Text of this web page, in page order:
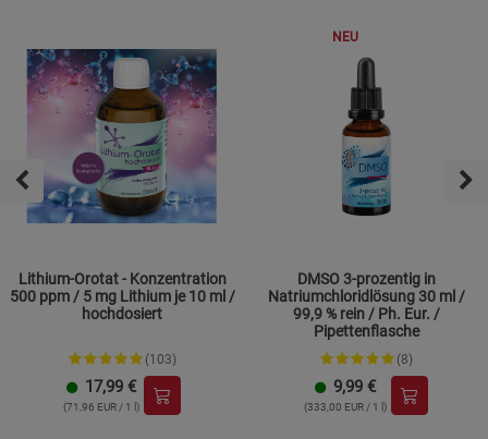
Lithium-Orotat - Konzentration
500 ppm / 5 mg Lithium je 10 ml /
hochdosiert
(103)
17,99 €
(71,96 EUR / 1 l)
NEU
DMSO 3-prozentig in
Natriumchloridlösung 30 ml /
99,9 % rein / Ph. Eur. /
Pipettenflasche
(8)
9,99 €
(333,00 EUR / 1 l)